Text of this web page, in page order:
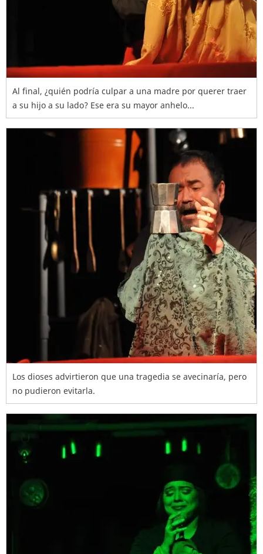
Al final, ¿quién podría culpar a una madre por querer traer
a su hijo a su lado? Ese era su mayor anhelo...
Los dioses advirtieron que una tragedia se avecinaría, pero
no pudieron evitarla.